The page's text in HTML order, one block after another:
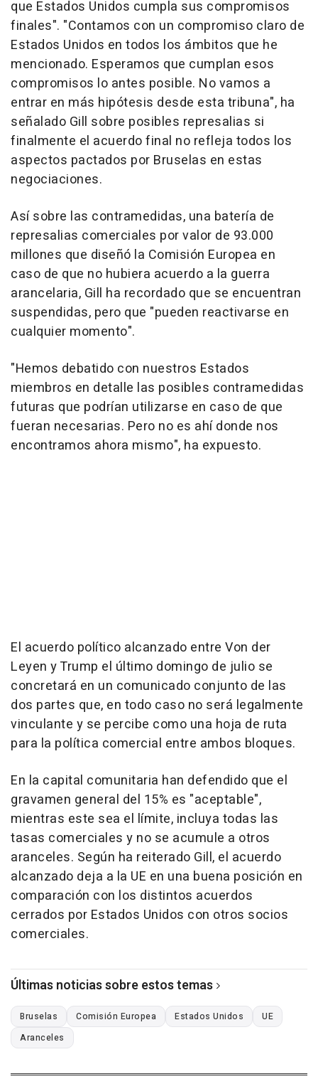
que Estados Unidos cumpla sus compromisos
finales". "Contamos con un compromiso claro de
Estados Unidos en todos los ámbitos que he
mencionado. Esperamos que cumplan esos
compromisos lo antes posible. No vamos a
entrar en más hipótesis desde esta tribuna", ha
señalado Gill sobre posibles represalias si
finalmente el acuerdo final no refleja todos los
aspectos pactados por Bruselas en estas
negociaciones.
Así sobre las contramedidas, una batería de
represalias comerciales por valor de 93.000
millones que diseñó la Comisión Europea en
caso de que no hubiera acuerdo a la guerra
arancelaria, Gill ha recordado que se encuentran
suspendidas, pero que "pueden reactivarse en
cualquier momento".
"Hemos debatido con nuestros Estados
miembros en detalle las posibles contramedidas
futuras que podrían utilizarse en caso de que
fueran necesarias. Pero no es ahí donde nos
encontramos ahora mismo", ha expuesto.
El acuerdo político alcanzado entre Von der
Leyen y Trump el último domingo de julio se
concretará en un comunicado conjunto de las
dos partes que, en todo caso no será legalmente
vinculante y se percibe como una hoja de ruta
para la política comercial entre ambos bloques.
En la capital comunitaria han defendido que el
gravamen general del 15% es "aceptable",
mientras este sea el límite, incluya todas las
tasas comerciales y no se acumule a otros
aranceles. Según ha reiterado Gill, el acuerdo
alcanzado deja a la UE en una buena posición en
comparación con los distintos acuerdos
cerrados por Estados Unidos con otros socios
comerciales.
Últimas noticias sobre estos temas
Bruselas Comisión Europea Estados Unidos
UE
Aranceles